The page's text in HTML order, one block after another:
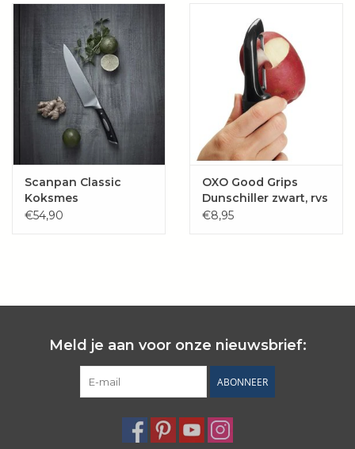
Scanpan Classic
Koksmes
€54,90
OXO Good Grips
Dunschiller zwart, rvs
17 cm
€8,95
Meld je aan voor onze nieuwsbrief:
ABONNEER